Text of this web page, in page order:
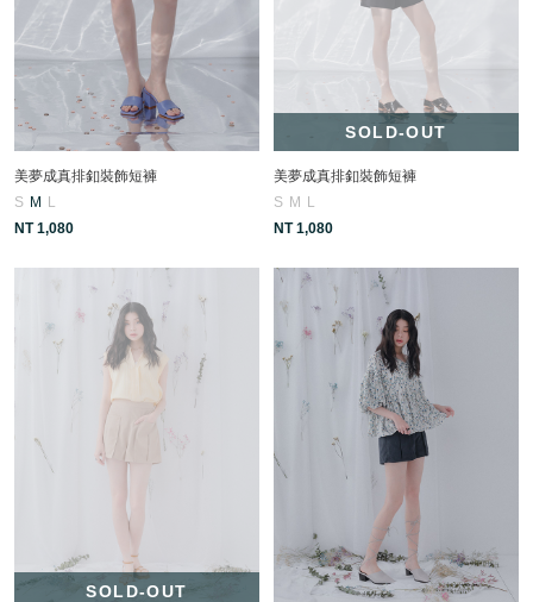
美夢成真排釦裝飾短褲
S M L
NT 1,080
SOLD-OUT
美夢成真排釦裝飾短褲
S M L
NT 1,080
SOLD-OUT